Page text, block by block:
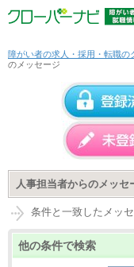
障がい者の求人・採用・転職の
のメッセージ
人事担当者からのメッセ
条件と一致したメッ
他の条件で検索